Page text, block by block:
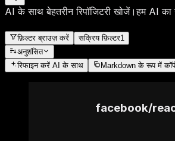
AI के साथ बेहतरीन रिपॉजिटरी खोजें।हम AI का
फ़िल्टर ब्राउज़ करें सक्रिय फ़िल्टर1
अनुशंसित
रिफाइन करें AI के साथ Markdown के रूप में
facebook/